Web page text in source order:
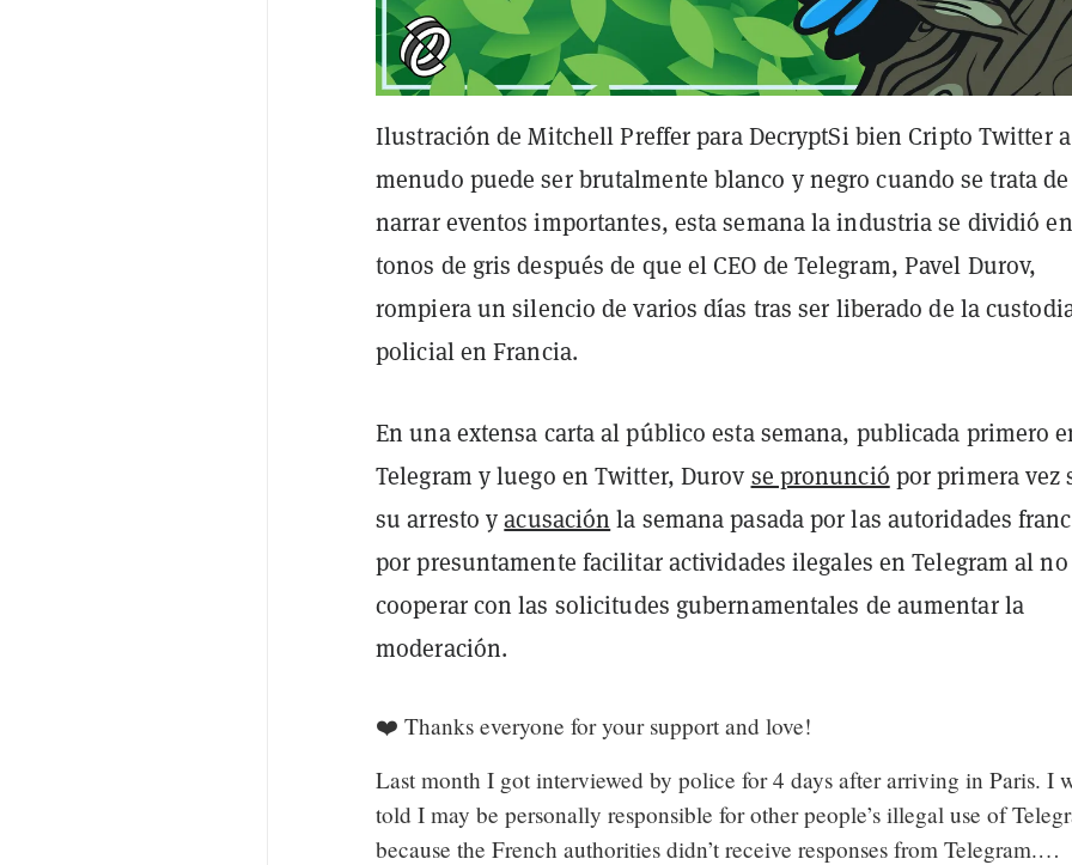
Ilustración de Mitchell Preffer para DecryptSi bien Cripto Twitter a
menudo puede ser brutalmente blanco y negro cuando se trata de
narrar eventos importantes, esta semana la industria se dividió en
tonos de gris después de que el CEO de Telegram, Pavel Durov,
rompiera un silencio de varios días tras ser liberado de la
policial en Francia.
En una extensa carta al público esta semana, publicada primero
Telegram y luego en Twitter, Durov se pronunció por primera vez
su arresto yacusación la semana pasada por las autoridades
por presuntamente facilitar actividades ilegales en Telegram al no
cooperar con las solicitudes gubernamentales de aumentar la
moderación.
❤️ Thanks everyone for your support and love!
Last month I got interviewed by police for 4 days after arriving in Paris. I
told I may be personally responsible for other people’s illegal use of
because the French authorities didn’t receive responses from Telegram.…